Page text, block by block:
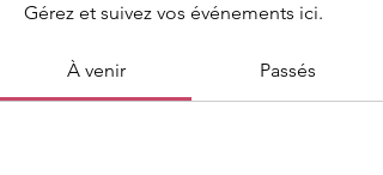
Gérez et suivez vos événements ici.
À venir Passés